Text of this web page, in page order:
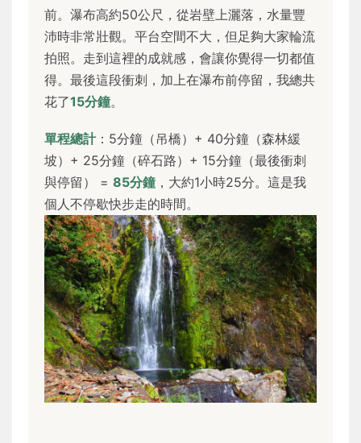
前。瀑布高約50公尺，從岩壁上灑落，水量豐
沛時非常壯觀。平台空間不大，但足夠大家輪流
拍照。走到這裡的成就感，會讓你覺得一切都值
得。最後這段衝刺，加上在瀑布前停留，我總共
花了15分鐘。
單程總計：5分鐘（吊橋）+ 40分鐘（森林緩
坡）+ 25分鐘（碎石路）+ 15分鐘（最後衝刺
與停留） = 85分鐘 ，大約1小時25分。這是我
個人不停歇快步走的時間。